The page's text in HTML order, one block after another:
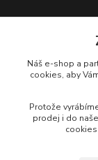
Zuzana Janáková
Po - Pá, 8 - 16 hod
Náš e-shop a
cookies, aby
Protože
prodej i do